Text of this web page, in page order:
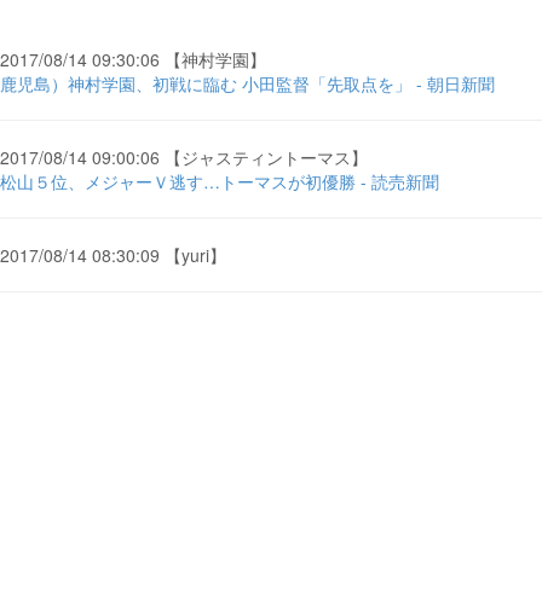
2017/08/14 09:30:06 【神村学園】
鹿児島）神村学園、初戦に臨む 小田監督「先取点を」 - 朝日新聞
2017/08/14 09:00:06 【ジャスティントーマス】
松山５位、メジャーＶ逃す…トーマスが初優勝 - 読売新聞
2017/08/14 08:30:09 【yuri】